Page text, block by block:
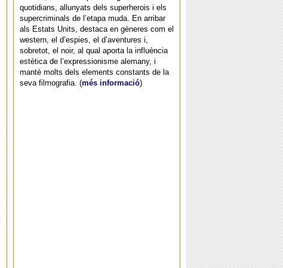
quotidians, allunyats dels superherois i els
supercriminals de l’etapa muda. En arribar
als Estats Units, destaca en gèneres com el
western, el d’espies, el d’aventures i,
sobretot, el noir, al qual aporta la influència
estètica de l’expressionisme alemany, i
manté molts dels elements constants de la
seva filmografia. (més informació)